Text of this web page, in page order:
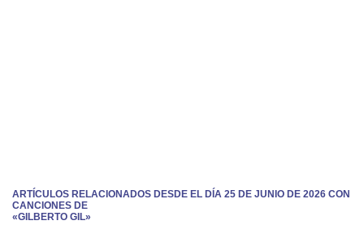
ARTÍCULOS RELACIONADOS DESDE EL DÍA 25 DE JUNIO DE 2026 CON
CANCIONES DE
«GILBERTO GIL»